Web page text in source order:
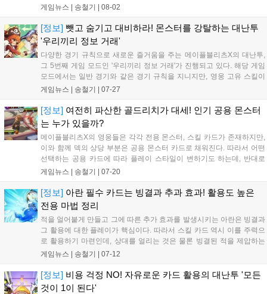
원로 그레이는 향상된 원로 그레이, 강화...
게임뉴스 | 송철기 08-02
[정보] 뺏고 숨기고 대비하라! 몬스터를 강탈하는 대난투
'우리끼리 정보 거래'
다양한 경기 규칙으로 새로운 즐거움을 주는 메이플블리츠X의 대난투,
그 5번째 게임 모드인 '우리끼리 정보 거래'가 진행되고 있다. 해당 게임
모드에서는 일반 경기와 같은 경기 규칙을 지니지만, 영웅 고유 스킬이
'정보 거래'로 통일된다. 이 스킬은...
게임뉴스 | 송철기 07-27
[정보] 여전히 파산한 골드리치가 대세! 인기 공용 몬스터
는 누가 있을까?
메이플블리츠X의 영웅들은 각각 전용 몬스터, 스킬 카드가 존재하지만,
이와 함께 덱의 상당 부분은 공용 몬스터 카드로 채워진다. 따라서 어떤
선택하는 공용 카드에 따라 플레이 스타일이 변하기도 하는데, 반대로
인기 있는 공용 카드를 살펴보면 현재 대세...
게임뉴스 | 송철기 07-20
[정보] 아란 필수 카드는 빙결과 추과 효과! 활용도 높은
전용 마법 정리
적을 얼어붙게 만들고 그에 따른 추가 효과를 발생시키는 아란은 빙결과
그 활용에 대한 플레이가 핵심이다. 따라서 스킬 카드 역시 이를 주력으
로 활용하기 마련인데, 상대를 얼리는 것은 물론 빙결된 적을 제압하는
마법들이 그녀의 덱에서 가장 중요한 카드라...
게임뉴스 | 송철기 07-12
[정보] 비용 걱정 NO! 자유로운 카드 활용의 대난투 '모든
것이 1이 된다'